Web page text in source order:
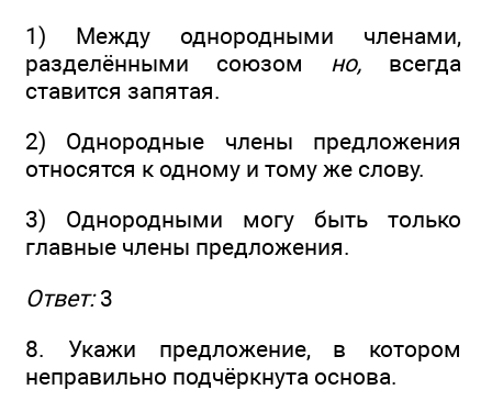
1) Между однородными членами,
разделёнными союзом но, всегда
ставится запятая.
2) Однородные члены предложения
относятся к одному и тому же слову.
3) Однородными могу быть только
главные члены предложения.
Ответ:3
8. Укажи предложение, в котором
неправильно подчёркнута основа.